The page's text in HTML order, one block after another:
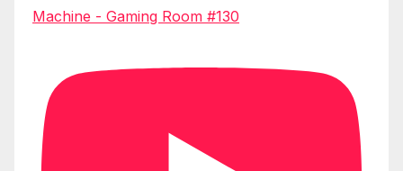
Machine - Gaming Room #130